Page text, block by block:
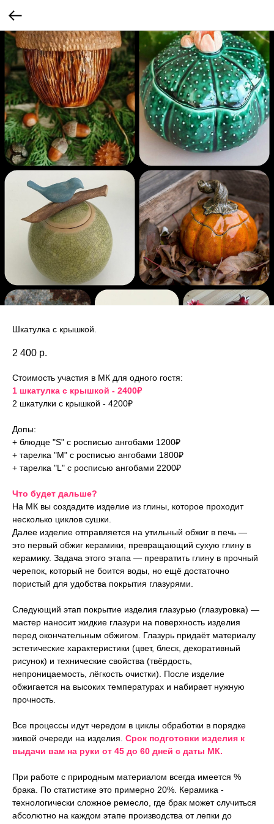
Шкатулка с крышкой.
2 400 р.
Стоимость участия в МК для одного гостя:
1 шкатулка с крышкой - 2400₽
2 шкатулки с крышкой - 4200₽
Допы:
+ блюдце "S" с росписью ангобами 1200₽
+ тарелка "M" с росписью ангобами 1800₽
+ тарелка "L" с росписью ангобами 2200₽
Что будет дальше?
На МК вы создадите изделие из глины, которое проходит
несколько циклов сушки.
Далее изделие отправляется на утильный обжиг в печь —
это первый обжиг керамики, превращающий сухую глину в
керамику. Задача этого этапа — превратить глину в прочный
черепок, который не боится воды, но ещё достаточно
пористый для удобства покрытия глазурями.
Следующий этап покрытие изделия глазурью (глазуровка) —
мастер наносит жидкие глазури на поверхность изделия
перед окончательным обжигом. Глазурь придаёт материалу
эстетические характеристики (цвет, блеск, декоративный
рисунок) и технические свойства (твёрдость,
непроницаемость, лёгкость очистки). После изделие
обжигается на высоких температурах и набирает нужную
прочность.
Все процессы идут чередом в циклы обработки в порядке
живой очереди на изделия. Срок подготовки изделия к
выдачи вам на руки от 45 до 60 дней с даты МК.
При работе с природным материалом всегда имеется %
брака. По статистике это примерно 20%. Керамика -
технологически сложное ремесло, где брак может случиться
абсолютно на каждом этапе производства от лепки до